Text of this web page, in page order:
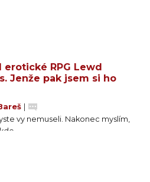
erotické RPG Lewd
Jenže pak jsem si ho
|
vy nemuseli. Nakonec myslím,